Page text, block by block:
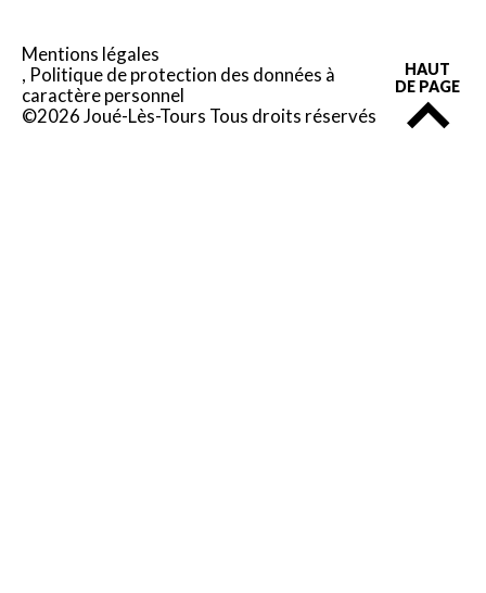
Mentions légales
Politique de protection des données à
caractère personnel
©2026 Joué-Lès-Tours Tous droits réservés
HAUT
DE PAGE